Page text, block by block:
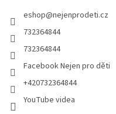
eshop@nejenprodeti.cz
732364844
732364844
Facebook Nejen pro děti
+420732364844
YouTube videa